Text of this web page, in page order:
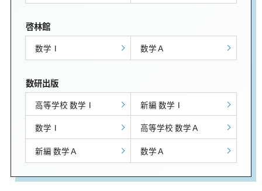
啓林館
数学Ⅰ 数学Ａ
数研出版
高等学校 数学Ⅰ
新編 数学Ⅰ
数学Ⅰ
高等学校 数学Ａ
新編 数学Ａ
数学Ａ